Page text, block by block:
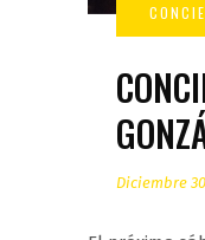
Diciembre